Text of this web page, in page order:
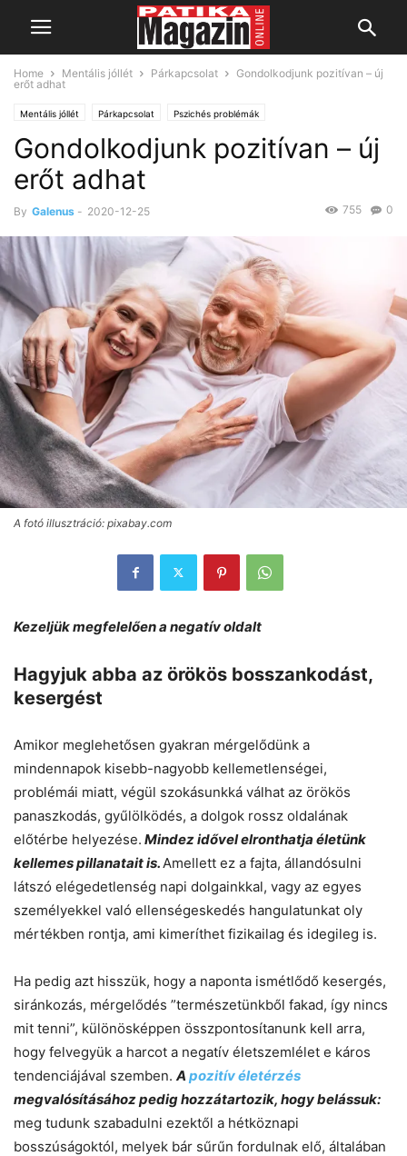
Home Mentális jóllét Párkapcsolat
Gondolkodjunk pozitívan – új
erőt adhat
Mentális jóllét Párkapcsolat Pszichés problémák
Gondolkodjunk pozitívan – új
erőt adhat
By Galenus - 2020-12-25 0
755
A fotó illusztráció: pixabay.com
Kezeljük megfelelően a negatív oldalt
Hagyjuk abba az örökös bosszankodást,
kesergést
Amikor meglehetősen gyakran mérgelődünk a
mindennapok kisebb-nagyobb kellemetlenségei,
problémái miatt, végül szokásunkká válhat az örökös
panaszkodás, gyűlölködés, a dolgok rossz oldalának
előtérbe helyezése. Mindez idővel elronthatja életünk
kellemes pillanatait is.Amellett ez a fajta, állandósulni
látszó elégedetlenség napi dolgainkkal, vagy az egyes
személyekkel való ellenségeskedés hangulatunkat oly
mértékben rontja, ami kimeríthet fizikailag és idegileg is.
Ha pedig azt hisszük, hogy a naponta ismétlődő kesergés,
siránkozás, mérgelődés ”természetünkből fakad, így nincs
mit tenni”, különösképpen összpontosítanunk kell arra,
hogy felvegyük a harcot a negatív életszemlélet e káros
tendenciájával szemben. A pozitív életérzés
megvalósításához pedig hozzátartozik, hogy belássuk:
meg tudunk szabadulni ezektől a hétköznapi
bosszúságoktól, melyek bár sűrűn fordulnak elő, általában